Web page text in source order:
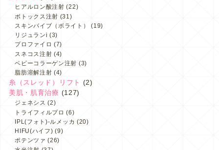
ヒアルロン酸注射 (22)
ボトックス注射 (31)
スキンバイブ（ボライト）
(19)
リジュランi (3)
プロファイロ (7)
スネコス注射 (4)
ベビーコラーゲン注射 (3)
脂肪溶解注射 (4)
糸（スレッド）リフト
(2)
美肌・肌育治療 (127)
ジェネシス (2)
トライフィルプロ (6)
IPL(フォト)-ルメッカ (20)
HIFU(ハイフ) (9)
ポテンツァ (26)